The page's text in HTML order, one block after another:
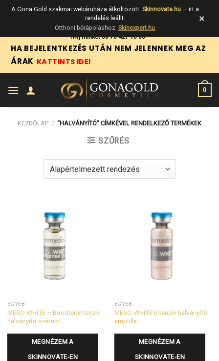
Skip
content
Hívj minket 06 70 427 18 06
HA BEJELENTKEZÉS UTÁN NEM JELENNEK MEG AZ
ÁRAK KATTINTS IDE!
0
KEZDŐLAP / “HALVÁNYÍTÓ” CÍMKÉVEL RENDELKEZŐ TERMÉKEK
SZŰRÉS
EGYÉB
MESO WHITE – Booster intenzív
halványító szérum
MEGNÉZEM A
SKINNOVATE-EN
EGYÉB
MESO WHITE intenzív halványító
ampulla
MEGNÉZEM A
SKINNOVATE-EN
A Gona Gold szakmai webáruháza átköltözött: Skinnovate.hu— itt a
rendelés leállt.
Otthoni bőrápoláshoz: Skinexpert.hu
×